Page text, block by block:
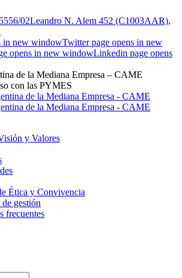
02Leandro N. Alem 452 (C1003AAR),
in new windowTwitter page opens in new
opens in new windowLinkedin page opens
de la Mediana Empresa – CAME
con las PYMES
y Valores
Ética y Convivencia
gestión
frecuentes